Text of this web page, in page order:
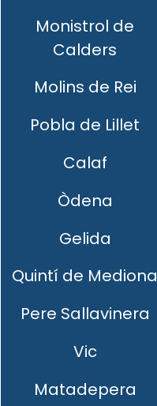
Monistrol de
Calders
Molins de Rei
Pobla de Lillet
Calaf
Òdena
Gelida
Quintí de Mediona
Pere Sallavinera
Vic
Matadepera